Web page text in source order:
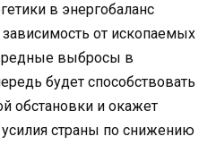
в энергобаланс
от ископаемых
выбросы в
будет способствовать
обстановки и окажет
усилия страны по снижению